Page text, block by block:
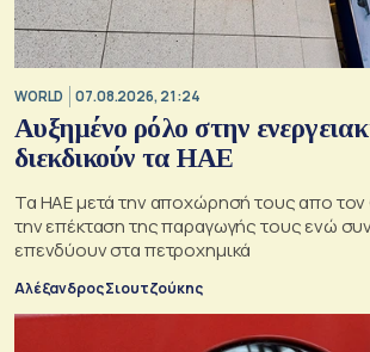
WORLD 07.08.2026, 21:24
Αυξημένο ρόλο στην
διεκδικούν τα ΗΑΕ
Τα ΗΑΕ μετά την αποχώρησή τους απο τον
την επέκταση της παραγωγής τους ενώ
επενδύουν στα πετροχημικά
Αλέξανδρος Σιουτζούκης